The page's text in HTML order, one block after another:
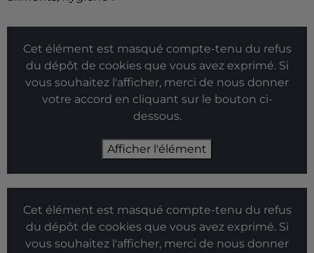
Cet élément est masqué compte-tenu du refus
du dépôt de cookies que vous avez exprimé. Si
vous souhaitez l'afficher, merci de nous donner
votre accord en cliquant sur le bouton ci-
dessous.
Afficher l'élément
Cet élément est masqué compte-tenu du refus
du dépôt de cookies que vous avez exprimé. Si
vous souhaitez l'afficher, merci de nous donner